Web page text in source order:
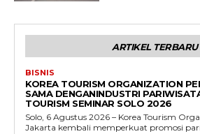
ARTIKEL TERBARU
BISNIS
KOREA TOURISM ORGANIZATION
SAMA DENGANINDUSTRI
TOURISM SEMINAR SOLO 2026
Solo, 6 Agustus 2026 – Korea Tourism
Jakarta kembali memperkuat promosi